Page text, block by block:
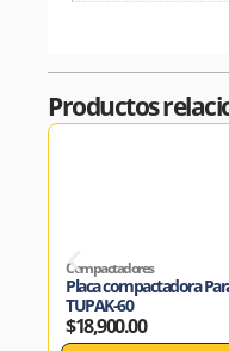
Productos
Compactadores
Placa compactadora
TUPAK-60
$18,900.00